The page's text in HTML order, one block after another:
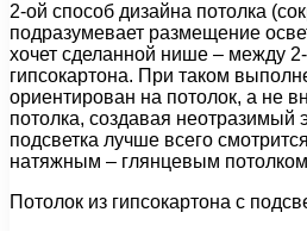
2-ой способ дизайна потолка
подразумевает размещение
хочет сделанной нише – между
гипсокартона. При таком
ориентирован на потолок, а не
потолка, создавая неотразимый
подсветка лучше всего
натяжным – глянцевым
Потолок из гипсокартона с